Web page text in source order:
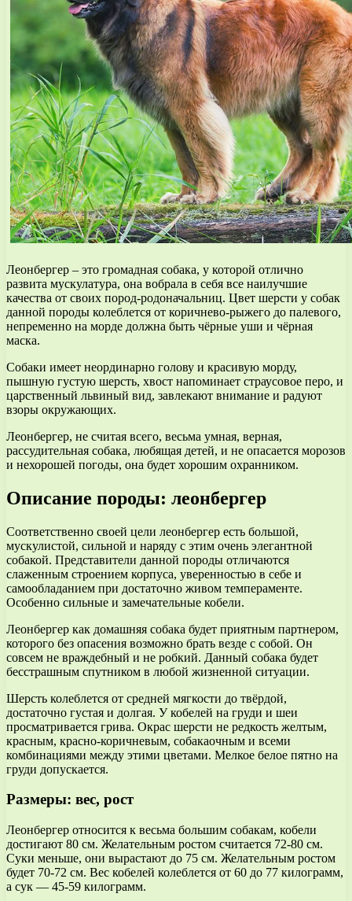
Леонбергер – это громадная собака, у которой отлично
развита мускулатура, она вобрала в себя все наилучшие
качества от своих пород-родоначальниц. Цвет шерсти у собак
данной породы колеблется от коричнево-рыжего до палевого,
непременно на морде должна быть чёрные уши и чёрная
маска.
Собаки имеет неординарно голову и красивую морду,
пышную густую шерсть, хвост напоминает страусовое перо, и
царственный львиный вид, завлекают внимание и радуют
взоры окружающих.
Леонбергер, не считая всего, весьма умная, верная,
рассудительная собака, любящая детей, и не опасается морозов
и нехорошей погоды, она будет хорошим охранником.
Описание породы: леонбергер
Соответственно своей цели леонбергер есть большой,
мускулистой, сильной и наряду с этим очень элегантной
собакой. Представители данной породы отличаются
слаженным строением корпуса, уверенностью в себе и
самообладанием при достаточно живом темпераменте.
Особенно сильные и замечательные кобели.
Леонбергер как домашняя собака будет приятным партнером,
которого без опасения возможно брать везде с собой. Он
совсем не враждебный и не робкий. Данный собака будет
бесстрашным спутником в любой жизненной ситуации.
Шерсть колеблется от средней мягкости до твёрдой,
достаточно густая и долгая. У кобелей на груди и шеи
просматривается грива. Окрас шерсти не редкость желтым,
красным, красно-коричневым, собакаочным и всеми
комбинациями между этими цветами. Мелкое белое пятно на
груди допускается.
Размеры: вес, рост
Леонбергер относится к весьма большим собакам, кобели
достигают 80 см. Желательным ростом считается 72-80 см.
Суки меньше, они вырастают до 75 см. Желательным ростом
будет 70-72 см. Вес кобелей колеблется от 60 до 77 килограмм,
а сук — 45-59 килограмм.